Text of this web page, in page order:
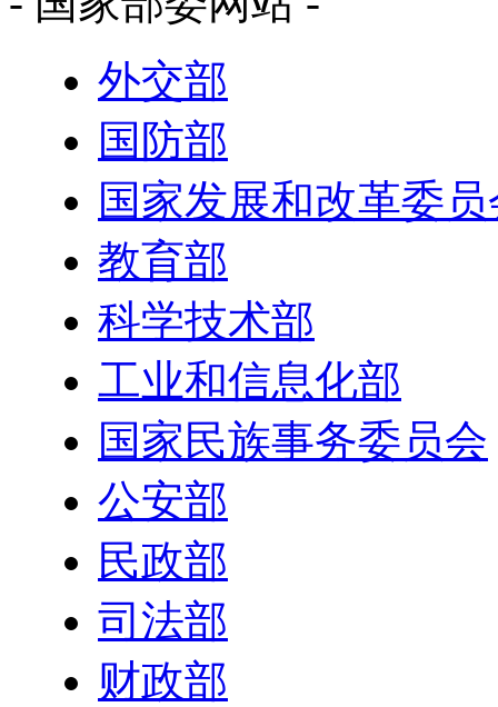
外交部
国防部
国家发展和改革委
教育部
科学技术部
工业和信息化部
国家民族事务委员会
公安部
民政部
司法部
财政部